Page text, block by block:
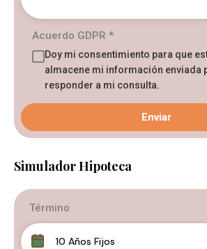
Acuerdo GDPR *
Doy mi consentimiento para que
almacene mi información enviada
responder a mi consulta.
Simulador Hipoteca
Término
10 Años Fijos